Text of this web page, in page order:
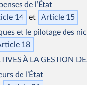
de l’État
14
Article 15
et le pilotage des
18
À LA GESTION
de l’État